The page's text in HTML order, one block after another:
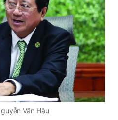
Tòa soạn Chính sách bảo
Toàn
Hải Thành
- BTTTT cấp ngày 24.3.2020
về Báo Thanh Niên. Cấm sao
có sự chấp thuận bằng văn
JSC.
Văn Hậu